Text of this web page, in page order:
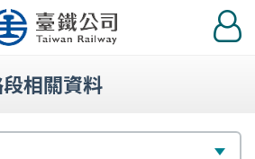
登
入
相關資料